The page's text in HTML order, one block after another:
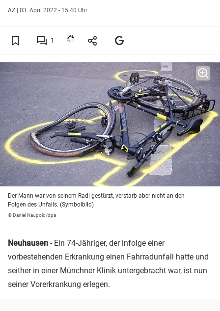
AZ | 03. April 2022 - 15:40 Uhr
1
Der Mann war von seinem Radl gestürzt, verstarb aber nicht an den
Folgen des Unfalls. (Symbolbild)
© Daniel Naupold/dpa
Neuhausen - Ein 74-Jähriger, der infolge einer
vorbestehenden Erkrankung einen Fahrradunfall hatte und
seither in einer Münchner Klinik untergebracht war, ist nun
seiner Vorerkrankung erlegen.